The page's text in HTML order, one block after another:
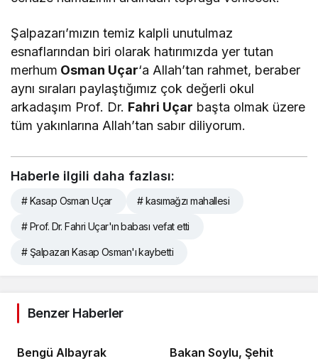
Şalpazarı’mızın temiz kalpli unutulmaz
esnaflarından biri olarak hatırımızda yer tutan
merhum Osman Uçar‘a Allah’tan rahmet, beraber
aynı sıraları paylaştığımız çok değerli okul
arkadaşım Prof. Dr. Fahri Uçar başta olmak üzere
tüm yakınlarına Allah’tan sabır diliyorum.
Haberle ilgili daha fazlası:
# Kasap Osman Uçar # kasımağzı mahallesi
# Prof. Dr. Fahri Uçar'ın babası vefat etti
# Şalpazarı Kasap Osman'ı kaybetti
Benzer Haberler
Bengü Albayrak
Bakan Soylu, Şehit